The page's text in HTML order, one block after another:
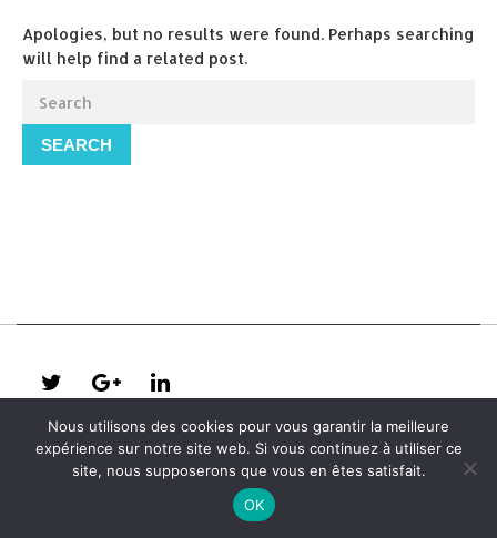
Apologies, but no results were found. Perhaps searching
will help find a related post.
SEARCH
Nous utilisons des cookies pour vous garantir la meilleure
expérience sur notre site web. Si vous continuez à utiliser ce
site, nous supposerons que vous en êtes satisfait.
OK